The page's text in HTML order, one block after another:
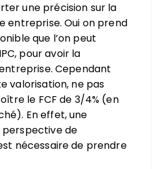
une précision sur la
entreprise. Oui on prend
que l’on peut
pour avoir la
Cependant
valorisation, ne pas
le FCF de 3/4% (en
En effet, une
de
nécessaire de prendre